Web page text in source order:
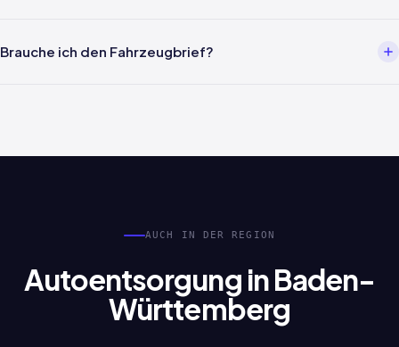
melden uns in der Regel innerhalb von 2 Stunden auf Ihre Anfrage
Brauche ich den Fahrzeugbrief?
AUCH IN DER REGION
Autoentsorgung in Baden-
Württemberg